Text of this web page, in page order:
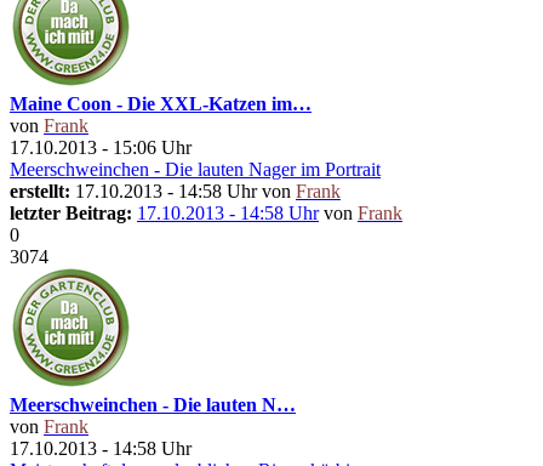
Maine Coon - Die XXL-Katzen im…
von Frank
17.10.2013 - 15:06 Uhr
Meerschweinchen - Die lauten Nager im Portrait
erstellt: 17.10.2013 - 14:58 Uhr von Frank
letzter Beitrag: 17.10.2013 - 14:58 Uhrvon Frank
0
3074
Meerschweinchen - Die lauten N…
von Frank
17.10.2013 - 14:58 Uhr